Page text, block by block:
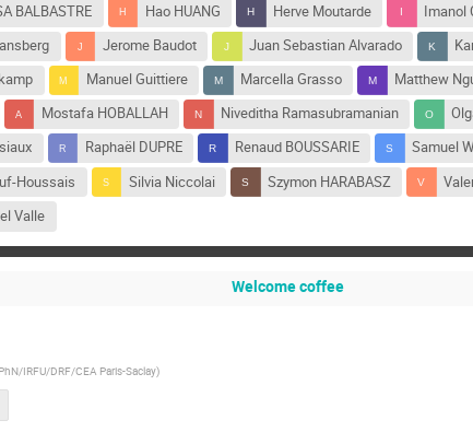
BALBASTRE
Hao HUANG Herve Moutarde Imanol
Jerome Baudot Juan Sebastian Alvarado
Manuel Guittiere Marcella Grasso Matthew
Mostafa HOBALLAH Niveditha Ramasubramanian
Raphaël DUPRE Renaud BOUSSARIE Samuel
Houssais
Silvia Niccolai Szymon HARABASZ
Valle
Welcome coffee
IRFU/DRF/CEA Paris-Saclay)